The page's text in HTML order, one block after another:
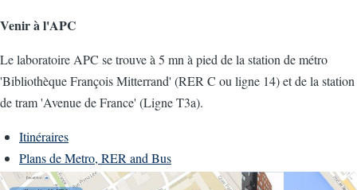
Venir à l'APC
Le laboratoire APC se trouve à 5 mn à pied de la station de métro
'Bibliothèque François Mitterrand' (RER C ou ligne 14) et de la station
de tram 'Avenue de France' (Ligne T3a).
Itinéraires
Plans de Metro, RER and Bus